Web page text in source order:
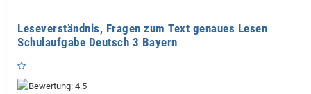
Leseverständnis, Fragen zum Text genaues Lesen
Schulaufgabe Deutsch 3 Bayern